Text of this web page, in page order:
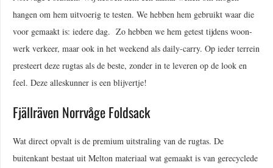
hangen om hem uitvoerig te testen. We hebben hem gebruikt waar die
voor gemaakt is: iedere dag. Zo hebben we hem getest tijdens woon-
werk verkeer, maar ook in het weekend als daily-carry. Op ieder terrein
presteert deze rugtas als de beste, zonder in te leveren op de look en
feel. Deze alleskunner is een blijvertje!
Fjällräven Norrvåge Foldsack
Wat direct opvalt is de premium uitstraling van de rugtas. De
buitenkant bestaat uit Melton materiaal wat gemaakt is van gerecyclede